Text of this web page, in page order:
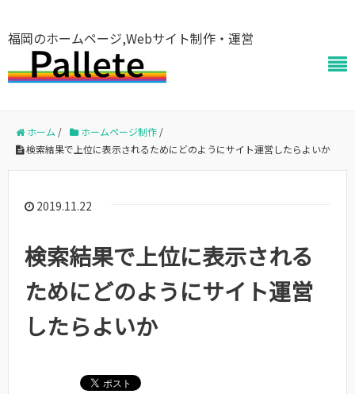
福岡のホームページ,Webサイト制作・運営
ホーム / ホームページ制作 /
検索結果で上位に表示されるためにどのようにサイト運営したらよいか
2019.11.22
検索結果で上位に表示される
ためにどのようにサイト運営
したらよいか